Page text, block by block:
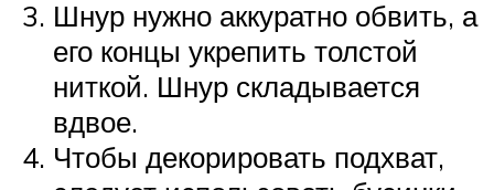
Шнур нужно аккуратно обвить, а
его концы укрепить толстой
ниткой. Шнур складывается
вдвое.
Чтобы декорировать подхват,